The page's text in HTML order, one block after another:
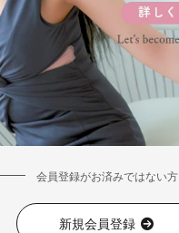
会員登録がお済みではない方
新規会員登録